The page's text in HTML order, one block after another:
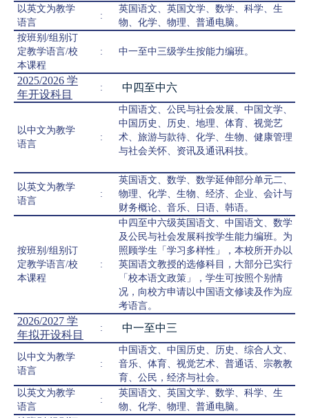
以英文为教学
语言
:
英国语文、英国文学、数学、科学、生
物、化学、物理、普通电脑。
按班别/组别订
定教学语言/校
本课程
: 中一至中三级学生按能力编班。
2025/2026 学
年开设科目
: 中四至中六
以中文为教学
语言
:
中国语文、公民与社会发展、中国文学、
中国历史、历史、地理、体育、视觉艺
术、旅游与款待、化学、生物、健康管理
与社会关怀、资讯及通讯科技。
以英文为教学
语言
:
英国语文、数学、数学延伸部分单元二、
物理、化学、生物、经济、企业、会计与
财务概论、音乐、日语、韩语。
按班别/组别订
定教学语言/校
本课程
:
中四至中六级英国语文、中国语文、数学
及公民与社会发展科按学生能力编班。为
照顾学生「学习多样性」，本校所开办以
英国语文教授的选修科目，大部分已实行
「校本语文政策」，学生可按照个别情
况，向校方申请以中国语文修读及作为应
考语言。
2026/2027 学
年拟开设科目
: 中一至中三
以中文为教学
语言
:
中国语文、中国历史、历史、综合人文、
音乐、体育、视觉艺术、普通话、宗教教
育、公民，经济与社会。
以英文为教学
语言
:
英国语文、英国文学、数学、科学、生
物、化学、物理、普通电脑。